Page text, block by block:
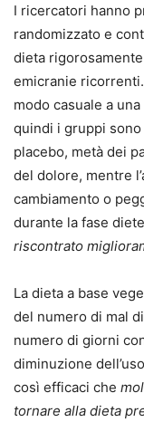
I ricercatori hanno
randomizzato e
dieta
emicranie
modo casuale a
quindi i gruppi
placebo, metà dei
del dolore, mentre
cambiamento o
durante la fase
riscontrato
La dieta a base
del numero di mal
numero di giorni
diminuzione
così efficaci che
tornare alla dieta